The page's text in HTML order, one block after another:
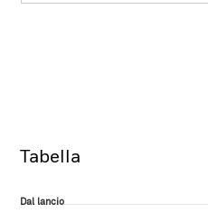
Tabella
Dal lancio
Dal lancio